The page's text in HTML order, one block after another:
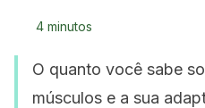
4 minutos
O quanto você sabe
músculos e a sua